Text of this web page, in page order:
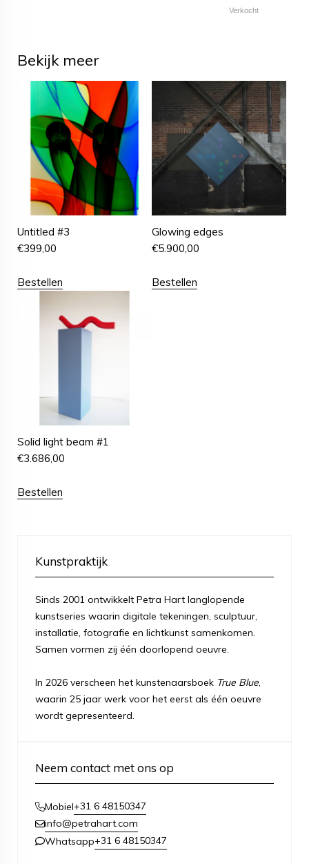
Verkocht
Bekijk meer
Untitled #3
€399,00
Bestellen
Glowing edges
€5.900,00
Bestellen
Solid light beam #1
€3.686,00
Bestellen
Kunstpraktijk
Sinds 2001 ontwikkelt Petra Hart langlopende
kunstseries waarin digitale tekeningen, sculptuur,
installatie, fotografie en lichtkunst samenkomen.
Samen vormen zij één doorlopend oeuvre.
In 2026 verscheen het kunstenaarsboek True Blue,
waarin 25 jaar werk voor het eerst als één oeuvre
wordt gepresenteerd.
Neem contact met ons op
Mobiel+31 6 48150347
info@petrahart.com
Whatsapp+31 6 48150347